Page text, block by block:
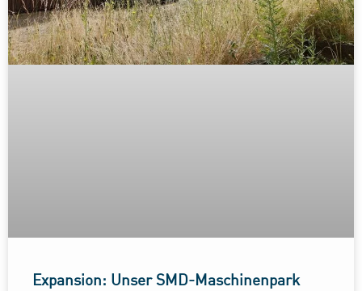
Expansion: Unser SMD-Maschinenpark